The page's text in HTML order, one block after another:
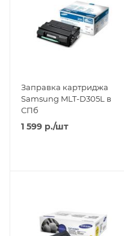
Заправка картриджа
Samsung MLT-D305L в
СПб
1 599 р./шт